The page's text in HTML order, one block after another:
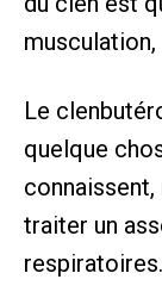
Le
quelque
traiter un
respiratoires.